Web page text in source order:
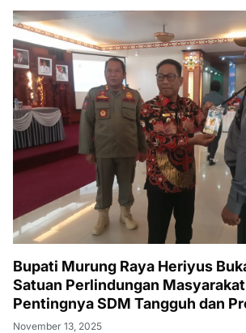
Bupati Murung Raya Heriyus
Satuan Perlindungan
Pentingnya SDM Tangguh dan
Hadapi Tantangan Keamanan
November 13, 2025